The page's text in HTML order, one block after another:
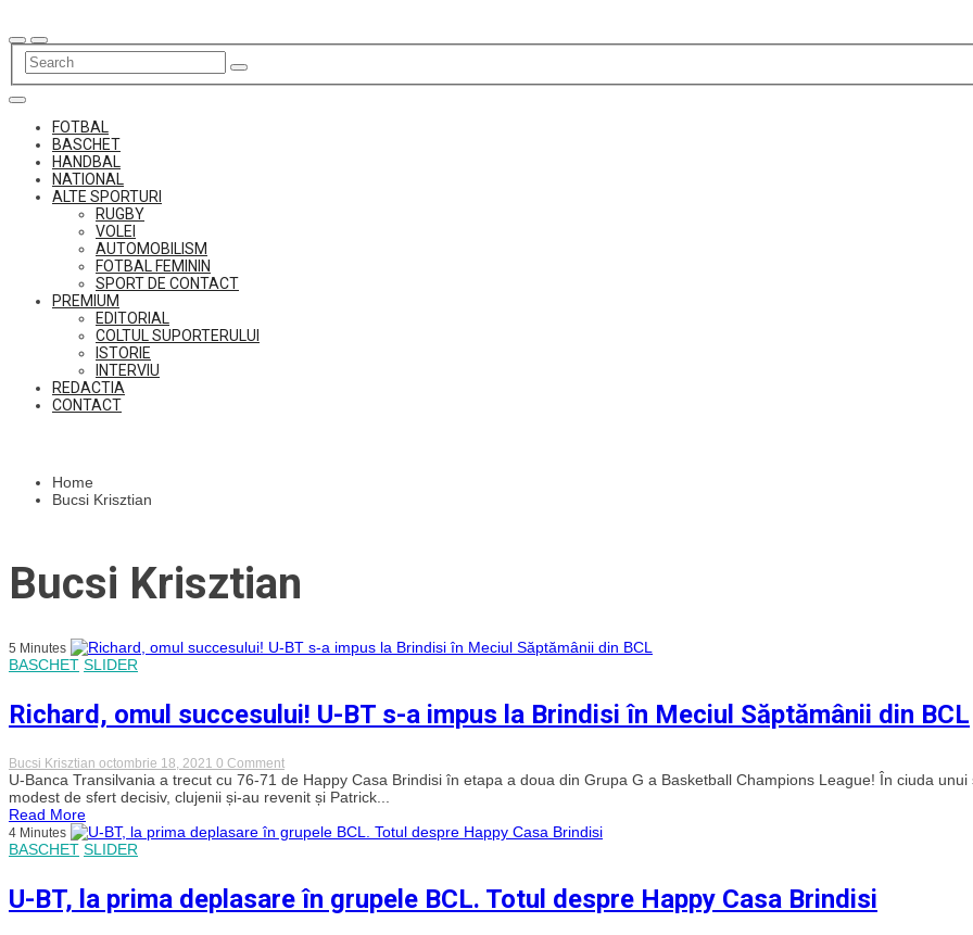
to
content
FOTBAL
BASCHET
HANDBAL
NATIONAL
ALTE SPORTURI
RUGBY
VOLEI
AUTOMOBILISM
FOTBAL FEMININ
SPORT DE CONTACT
PREMIUM
EDITORIAL
COLTUL SUPORTERULUI
ISTORIE
INTERVIU
REDACTIA
CONTACT
Home
Bucsi Krisztian
Bucsi Krisztian
5 Minutes
BASCHET SLIDER
Richard, omul succesului! U-BT s-a impus la Brindisi în Meciul Săptămânii din BCL
Bucsi Krisztian octombrie 18, 2021 0 Commenton
Richard,
omul
succesului!
BT
la
Brindisi
U-Banca Transilvania a trecut cu 76-71 de Happy Casa Brindisi în etapa a doua din Grupa G a Basketball Champions League! În ciuda unui
modest de sfert decisiv, clujenii și-au revenit și Patrick...
Read More
4 Minutes
BASCHET SLIDER
U-BT, la prima deplasare în grupele BCL. Totul despre Happy Casa Brindisi